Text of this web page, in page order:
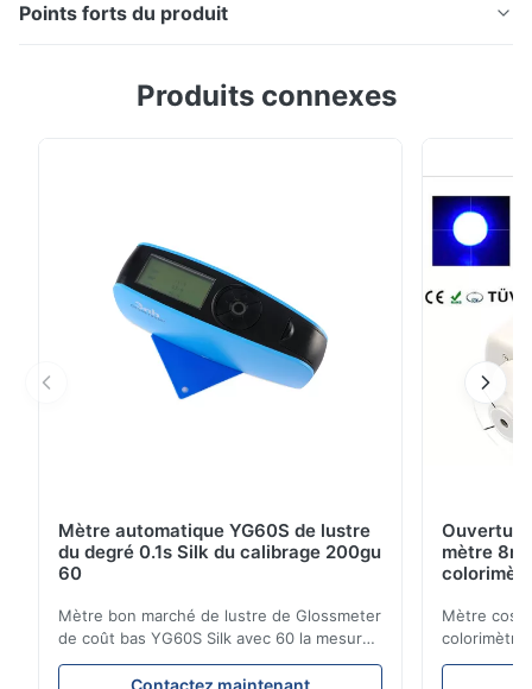
Points forts du produit
réalise deux-dans-un le spectrophotomètre et le
élevée. Le CR9 (avancé) est un spectrophoto...
Produits connexes
Mètre automatique YG60S de lustre
du degré 0.1s Silk du calibrage 200gu
60
Mètre bon marché de lustre de Glossmeter
de coût bas YG60S Silk avec 60 la mesure
brillante de GU du degré 200 Le mètre
économique de lustre de YG60S 60° peut
mètre
Mètre
colorimètre
marché de